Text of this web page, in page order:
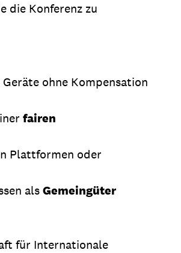
die Konferenz zu
ohne Kompensation
fairen
Plattformen oder
alsGemeingüter
für Internationale